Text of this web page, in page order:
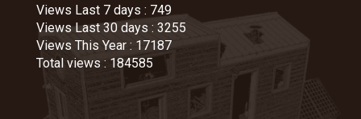
Views Last 7 days : 749
Views Last 30 days : 3255
Views This Year : 17187
Total views : 184585